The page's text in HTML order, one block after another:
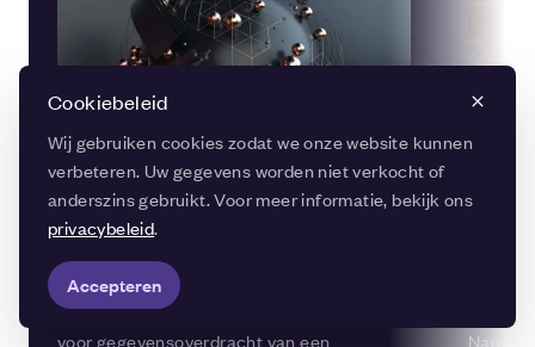
Bandbreedte
Bandbreedte verwijst naar de capaciteit
voor gegevensoverdracht van een
Name
Cookiebeleid
Wij gebruiken cookies zodat we onze website kunnen
verbeteren. Uw gegevens worden niet verkocht of
anderszins gebruikt. Voor meer informatie, bekijk ons ​​
privacybeleid.
Accepteren